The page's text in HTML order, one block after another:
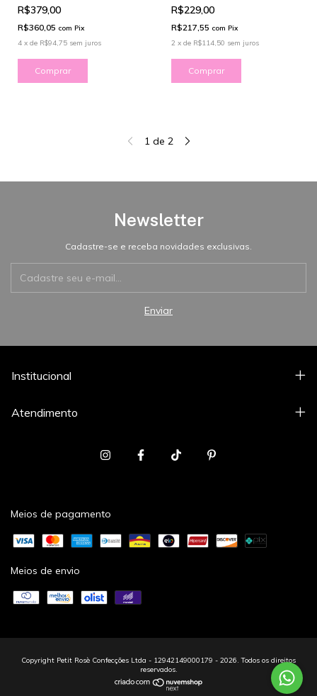
R$379,00
R$360,05 com Pix
4 x de R$94,75 sem juros
Comprar
R$229,00
R$217,55 com Pix
2 x de R$114,50 sem juros
Comprar
1 de 2
Newsletter
Cadastre-se e receba novidades exclusivas.
Institucional
Atendimento
Meios de pagamento
Meios de envio
Copyright Petit Rosè Confecções Ltda - 12942149000179 - 2026. Todos os direitos
reservados.